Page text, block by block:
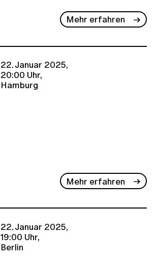
Mehr erfahren
22. Januar 2025,
20:00 Uhr,
Hamburg
Mehr erfahren
22. Januar 2025,
19:00 Uhr,
Berlin